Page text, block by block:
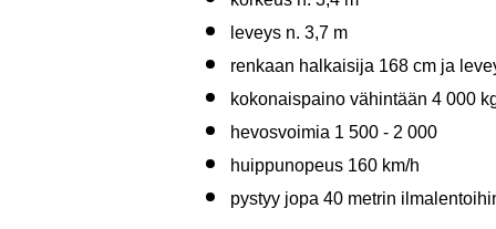
leveys n. 3,7 m
renkaan halkaisija 168 cm ja
kokonaispaino vähintään 4 000
hevosvoimia 1 500 - 2 000
huippunopeus 160 km/h
pystyy jopa 40 metrin